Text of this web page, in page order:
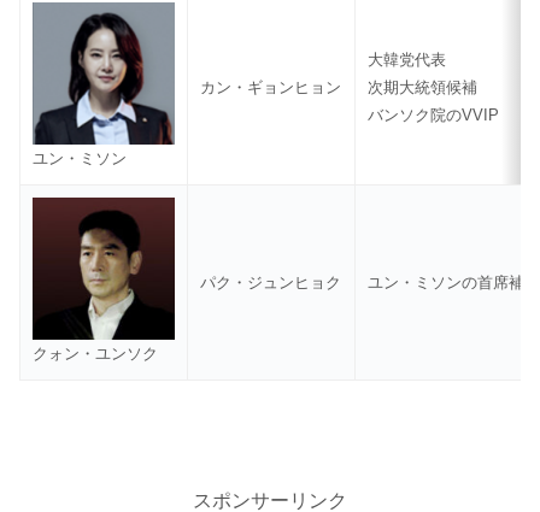
ユン・ミソン
カン・ギョンヒョン
大韓党代表
次期大統領候補
バンソク院のVVIP
クォン・ユンソク
パク・ジュンヒョク ユン・ミソンの首席補
スポンサーリンク